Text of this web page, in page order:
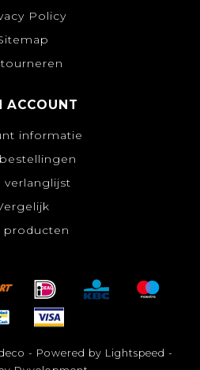
Policy
ACCOUNT
informatie
verlanglijst
producten
- Powered by Lightspeed -